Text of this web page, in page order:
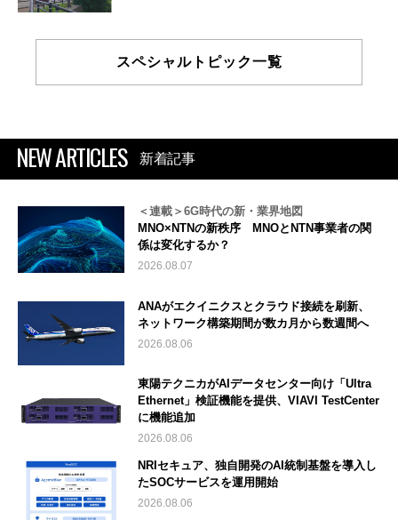
スペシャルトピック一覧
NEW ARTICLES 新着記事
＜連載＞6G時代の新・業界地図
MNO×NTNの新秩序 MNOとNTN事業者の関
係は変化するか？
2026.08.07
ANAがエクイニクスとクラウド接続を刷新、
ネットワーク構築期間が数カ月から数週間へ
2026.08.06
東陽テクニカがAIデータセンター向け「Ultra
Ethernet」検証機能を提供、VIAVI TestCenter
に機能追加
2026.08.06
NRIセキュア、独自開発のAI統制基盤を導入し
たSOCサービスを運用開始
2026.08.06